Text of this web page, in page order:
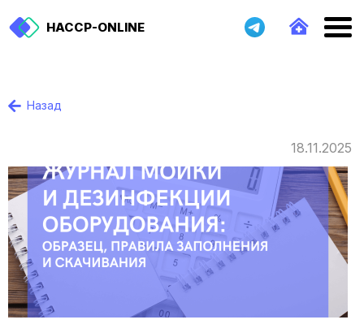
HACCP-ONLINE
Назад
18.11.2025